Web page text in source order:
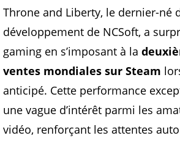
Throne and Liberty, le dernier-né
développement de NCSoft, a
gaming en s’imposant à la
ventes mondiales sur Steam
anticipé. Cette performance
une vague d’intérêt parmi les
vidéo, renforçant les attentes